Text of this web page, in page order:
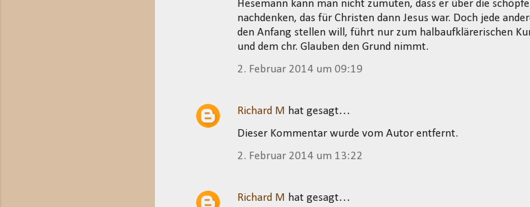
Hesemann kann man nicht zumuten, dass er über die
nachdenken, das für Christen dann Jesus war. Doch jede
den Anfang stellen will, führt nur zum halbaufklärerischen
und dem chr. Glauben den Grund nimmt.
2. Februar 2014 um 09:19
Richard M hat gesagt…
Dieser Kommentar wurde vom Autor entfernt.
2. Februar 2014 um 13:22
Richard M hat gesagt…